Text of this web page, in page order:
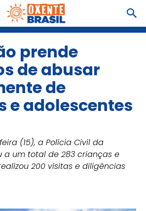
prende
de abusar
de
e adolescentes
(15), a Polícia Civil da
a um total de 283 crianças e
200 visitas e diligências